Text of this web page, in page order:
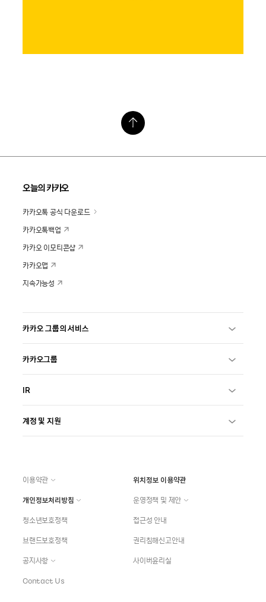
오늘의 카카오
카카오톡 공식 다운로드
카카오톡백업
카카오 이모티콘샵
카카오맵
지속가능성
카카오 그룹의 서비스
카카오그룹
IR
계정 및 지원
이용약관
위치정보 이용약관
개인정보처리방침
운영정책 및 제안
청소년보호정책
접근성 안내
브랜드보호정책
권리침해신고안내
공지사항
사이버윤리실
Contact Us